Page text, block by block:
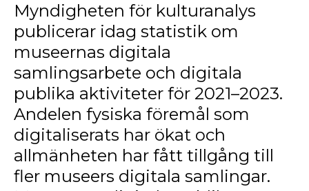
Myndigheten för kulturanalys
publicerar idag statistik om
museernas digitala
samlingsarbete och digitala
publika aktiviteter för 2021–2023.
Andelen fysiska föremål som
digitaliserats har ökat och
allmänheten har fått tillgång till
fler museers digitala samlingar.